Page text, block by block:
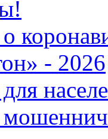
- 2026